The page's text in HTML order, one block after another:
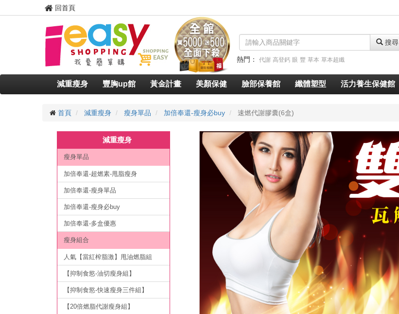
回首頁
搜尋
熱門： 代謝 高登鈣 眼 豐 草本 草本超纖
減重瘦身 豐胸up館 黃金計畫 美顏保健 臉部保養館 纖體塑型 活力養生保健館
首頁 減重瘦身 瘦身單品 加倍奉還-瘦身必buy 速燃代謝膠囊(6盒)
減重瘦身
瘦身單品
加倍奉還-超燃素-甩脂瘦身
加倍奉還-瘦身單品
加倍奉還-瘦身必buy
加倍奉還-多盒優惠
瘦身組合
人氣【當紅榨脂激】甩油燃脂組
【抑制食慾-油切瘦身組】
【抑制食慾-快速瘦身三件組】
【20倍燃脂代謝瘦身組】